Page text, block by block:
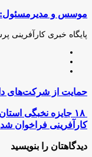
از
ایمیل
موسس و مدیرمسئول:
پایگاه خبری کارآفرینی
حمایت
شرکت‌های
دانش‌بنیان
در
شهرک‌های
صنعتی
حمایت از شرکت‌های
۱۸
جایزه
نخبگی
استان
فارس
۱۸ جایزه نخبگی
کارآفرینی فراخوان شد
دیدگاهتان را بنویسید